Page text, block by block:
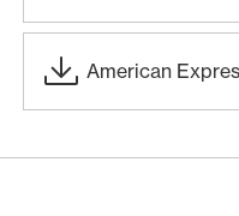
American